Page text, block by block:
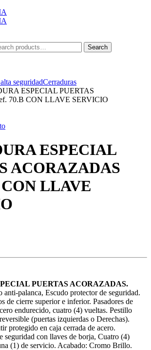
Search
seguridadCerraduras
ESPECIAL PUERTAS
70.B CON LLAVE SERVICIO
ESPECIAL
ACORAZADAS
LLAVE
PUERTAS ACORAZADAS.
anti-palanca, Escudo protector de seguridad.
de cierre superior e inferior. Pasadores de
endurecido, cuatro (4) vueltas. Pestillo
(puertas izquierdas o Derechas).
protegido en caja cerrada de acero.
seguridad con llaves de borja, Cuatro (4)
(1) de servicio. Acabado: Cromo Brillo.